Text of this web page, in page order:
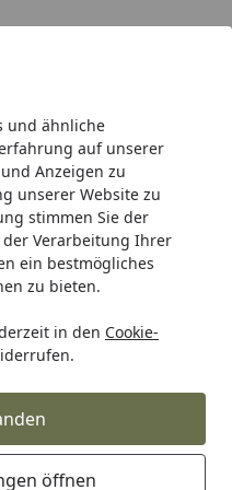
und ähnliche
auf unserer
Anzeigen zu
unserer Website zu
stimmen Sie der
der Verarbeitung Ihrer
ein bestmögliches
zu bieten.
in den Cookie-
öffnen
Hotline
& Pool-
bis 468,99€)